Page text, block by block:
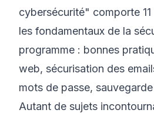
cybersécurité" comporte
les fondamentaux de la
programme : bonnes
web, sécurisation des
mots de passe,
Autant de sujets